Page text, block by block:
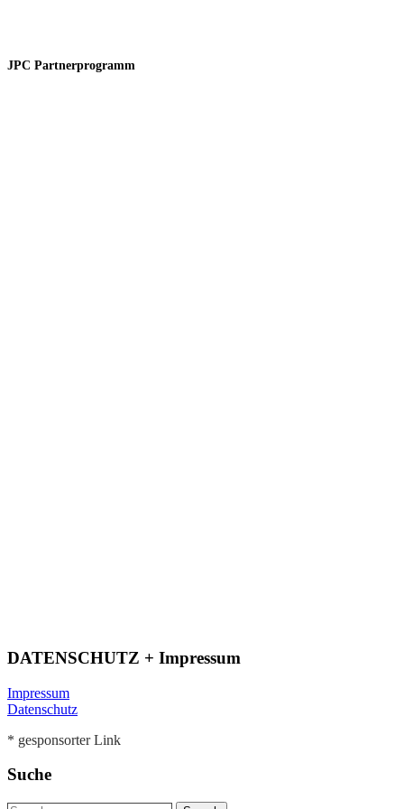
JPC Partnerprogramm
DATENSCHUTZ + Impressum
Impressum
Datenschutz
* gesponsorter Link
Suche